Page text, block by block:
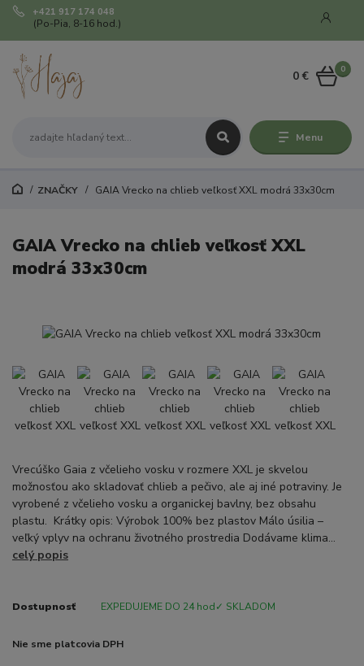
Menu
+421 917 174 048
(Po-Pia, 8-16 hod.)
0
0 €
ZNAČKY GAIA Vrecko na chlieb veľkosť XXL modrá 33x30cm
GAIA Vrecko na chlieb veľkosť XXL
modrá 33x30cm
Vrecúško Gaia z včelieho vosku v rozmere XXL je skvelou
možnosťou ako skladovať chlieb a pečivo, ale aj iné potraviny. Je
vyrobené z včelieho vosku a organickej bavlny, bez obsahu
plastu. Krátky opis: Výrobok 100% bez plastov Málo úsilia –
veľký vplyv na ochranu životného prostredia Dodávame klima...
celý popis
Dostupnosť EXPEDUJEME DO 24 hod✓ SKLADOM
Nie sme platcovia DPH